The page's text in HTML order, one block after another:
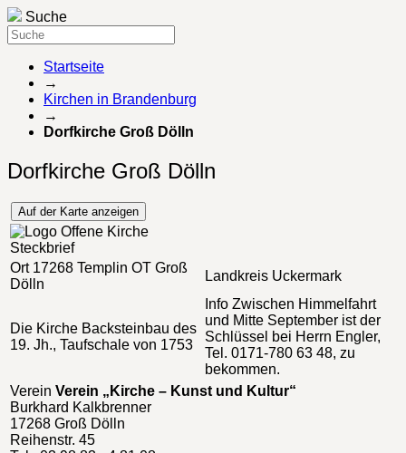
Suche
Startseite
→
Kirchen in Brandenburg
→
Dorfkirche Groß Dölln
Dorfkirche Groß Dölln
Auf der Karte anzeigen
Steckbrief
Ort17268 Templin OT Groß
Dölln
Landkreis Uckermark
Die Kirche Backsteinbau des
19. Jh., Taufschale von 1753
Info Zwischen Himmelfahrt
und Mitte September ist der
Schlüssel bei Herrn Engler,
Tel. 0171-780 63 48, zu
bekommen.
Verein Verein „Kirche – Kunst und Kultur“
Burkhard Kalkbrenner
17268 Groß Dölln
Reihenstr. 45